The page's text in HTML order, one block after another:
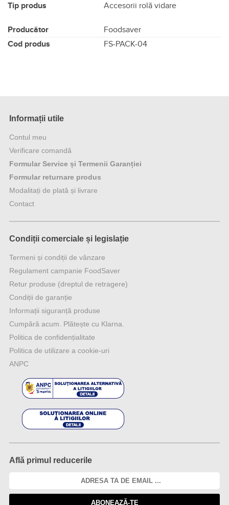
Tip produs
Accesorii rolă vidare
Producător
Foodsaver
Cod produs
FS-PACK-04
Informații utile
Contul meu
Verificare comandă
Formular Service și Termenii Garanției
Formular returnare produs
Modalitați de plată și livrare
Contact
Condiții comerciale și legislație
Termeni și condiții de vânzare
Regulament campanie FoodSaver
Retur produse (dreptul de retragere)
Condiții de garanție
Informații siguranță produse
Cumpără acum. Plătește cu Klarna.
Politica de confidențialitate
Politica de utilizare a cookie-uri
ANPC
Află primul reducerile
ABONEAZĂ-TE